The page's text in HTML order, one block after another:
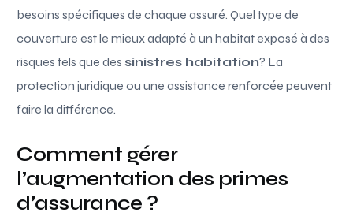
besoins spécifiques de chaque assuré. Quel type de
couverture est le mieux adapté à un habitat exposé à des
risques tels que des sinistres habitation? La
protection juridique ou une assistance renforcée peuvent
faire la différence.
Comment gérer
l’augmentation des primes
d’assurance ?